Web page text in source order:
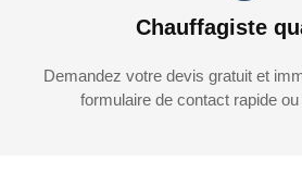
Chauffagiste
Demandez votre devis gratuit et
formulaire de contact rapide